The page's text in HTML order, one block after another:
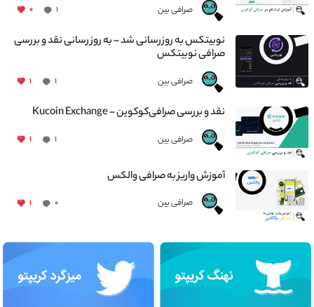
صرافی بین ۱ ۰
نوبیتکس به روزرسانی شد – به روز رسانی نقد و بررسی
صرافی نوبیتکس
صرافی بین ۱ ۱
نقد و بررسی صرافی‌کوکوین – Kucoin Exchange
صرافی بین ۱ ۱
آموزش واریز به صرافی والکس
صرافی بین ۰ ۱